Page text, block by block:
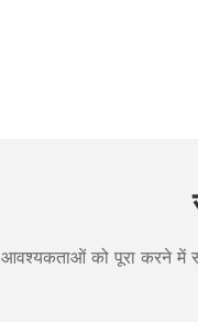
को पूरा करने